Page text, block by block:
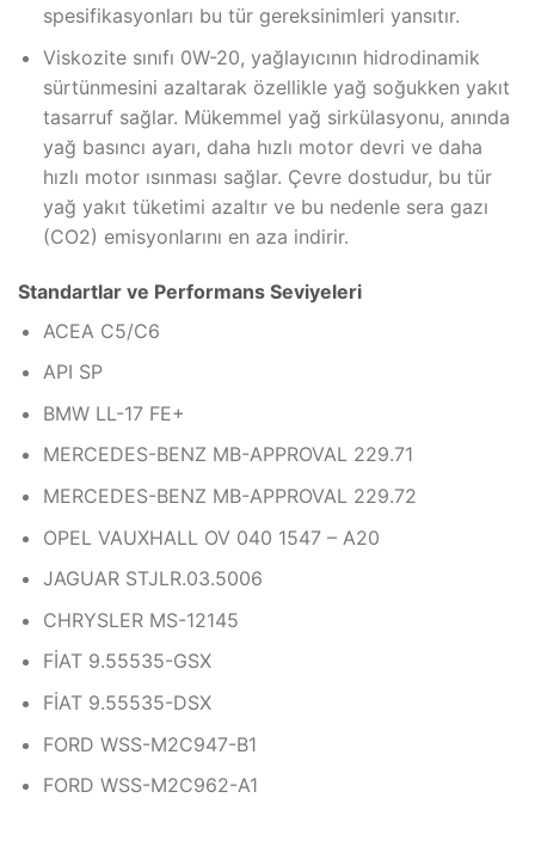
spesifikasyonları bu tür gereksinimleri yansıtır.
Viskozite sınıfı 0W-20, yağlayıcının hidrodinamik
sürtünmesini azaltarak özellikle yağ soğukken yakıt
tasarruf sağlar. Mükemmel yağ sirkülasyonu, anında
yağ basıncı ayarı, daha hızlı motor devri ve daha
hızlı motor ısınması sağlar. Çevre dostudur, bu tür
yağ yakıt tüketimi azaltır ve bu nedenle sera gazı
(CO2) emisyonlarını en aza indirir.
Standartlar ve Performans Seviyeleri
ACEA C5/C6
API SP
BMW LL-17 FE+
MERCEDES-BENZ MB-APPROVAL 229.71
MERCEDES-BENZ MB-APPROVAL 229.72
OPEL VAUXHALL OV 040 1547 – A20
JAGUAR STJLR.03.5006
CHRYSLER MS-12145
FİAT 9.55535-GSX
FİAT 9.55535-DSX
FORD WSS-M2C947-B1
FORD WSS-M2C962-A1